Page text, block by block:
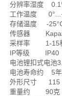
分辨率湿度 0.1
工作温度
存储温度 -
传感器
采样率 1-15
IP等级 IP40
电池锂扣式电池
电池寿命约 5年
外形尺寸 115
重量约 90克